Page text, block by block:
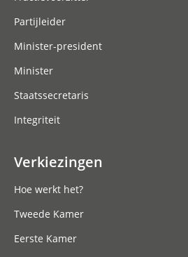
Partijleider
Minister-president
Minister
Staatssecretaris
Integriteit
Verkiezingen
Hoe werkt het?
Tweede Kamer
Eerste Kamer